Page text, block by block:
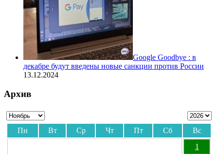
Google Goodbye : в
декабре будут введены новые санкции против России
13.12.2024
Архив
Пн Вт Ср Чт Пт Сб
Вс
1